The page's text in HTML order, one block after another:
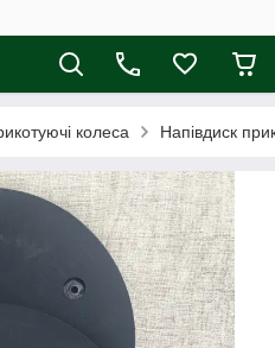
колеса Напівдиск